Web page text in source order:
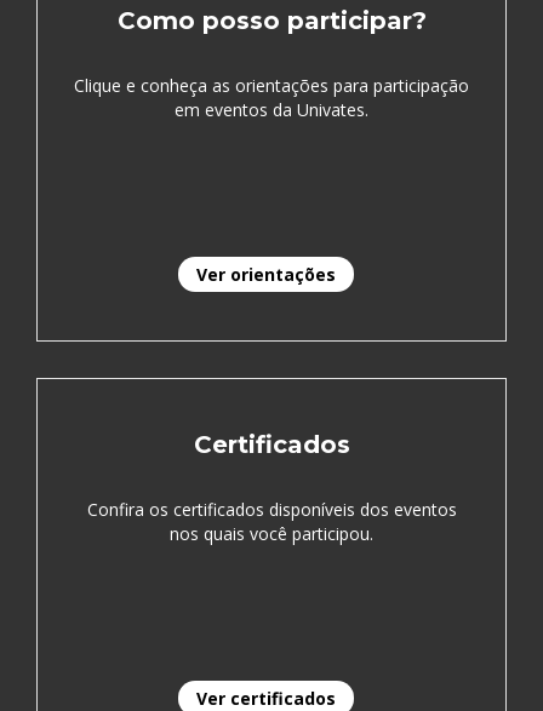
Como posso participar?
Clique e conheça as orientações para participação
em eventos da Univates.
Ver orientações
Certificados
Confira os certificados disponíveis dos eventos
nos quais você participou.
Ver certificados